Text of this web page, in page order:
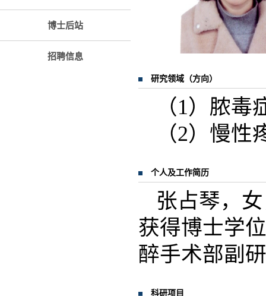
博士后站
招聘信息
研究领域（方向）
（1）脓
（2）慢
个人及工作简历
张占琴，
获得博士学
醉手术部副
科研项目